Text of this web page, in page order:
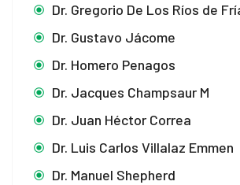
panel
satın al
Panel
Panel
Dr. Gregorio De Los Ríos de
Dr. Gustavo Jácome
Dr. Homero Penagos
Dr. Jacques Champsaur M
Dr. Juan Héctor Correa
Dr. Luis Carlos Villalaz Emmen
Dr. Manuel Shepherd